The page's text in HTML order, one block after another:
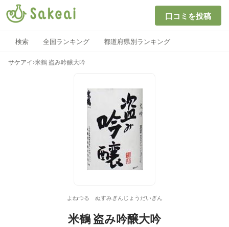
口コミを投稿
検索 全国ランキング 都道府県別ランキング
サケアイ ›米鶴 盗み吟醸大吟
よねつる ぬすみぎんじょうだいぎん
米鶴 盗み吟醸大吟